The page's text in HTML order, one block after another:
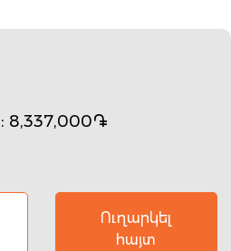
: 8,337,000֏
Ուղարկել
հայտ